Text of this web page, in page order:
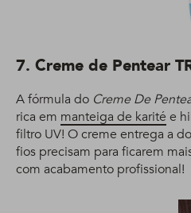
7. Creme de Pentear
A fórmula do Creme De
rica em manteiga de karité e
filtro UV! O creme entrega a
fios precisam para ficarem
com acabamento profissional!